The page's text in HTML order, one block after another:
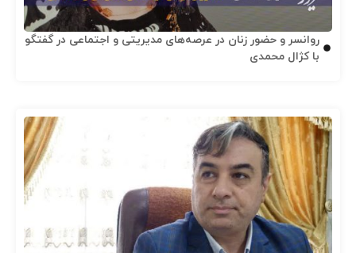
روانسر و حضور زنان در عرصه‌های مدیریتی و اجتماعی در گفتگو
با کژال محمدی